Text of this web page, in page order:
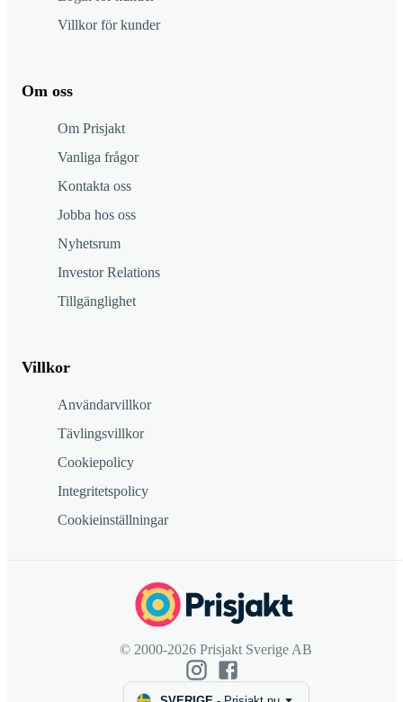
Villkor för kunder
Om oss
Om Prisjakt
Vanliga frågor
Kontakta oss
Jobba hos oss
Nyhetsrum
Investor Relations
Tillgänglighet
Villkor
Användarvillkor
Tävlingsvillkor
Cookiepolicy
Integritetspolicy
Cookieinställningar
© 2000-2026 Prisjakt Sverige AB